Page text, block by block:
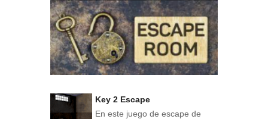
Key 2 Escape
En este juego de escape de